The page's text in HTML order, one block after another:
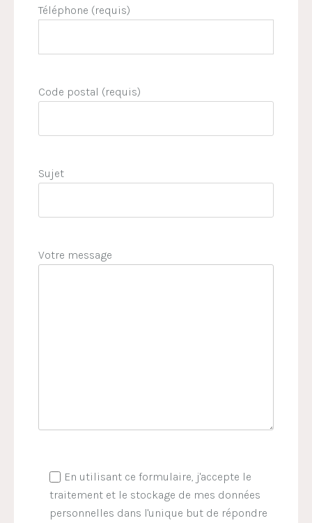
Téléphone (requis)
Code postal (requis)
Sujet
Votre message
En utilisant ce formulaire, j'accepte le
traitement et le stockage de mes données
personnelles dans l'unique but de répondre